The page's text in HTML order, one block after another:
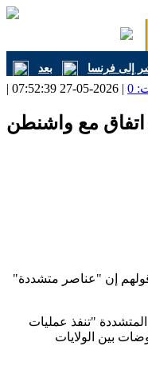
إلى فرنسا
0
مع واشنطن
إن "عناصر متشددة"
"تنفذ عمليات
بين الولايات